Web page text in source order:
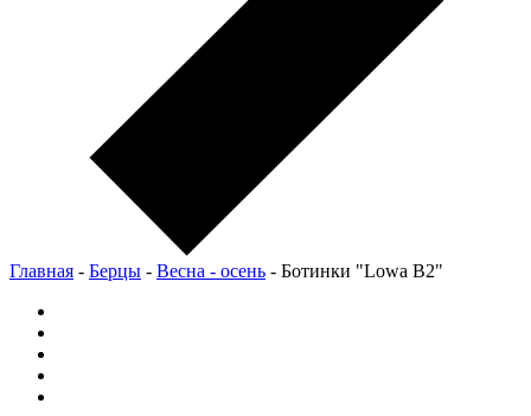
Главная - Берцы - Весна - осень - Ботинки "Lowa В2"